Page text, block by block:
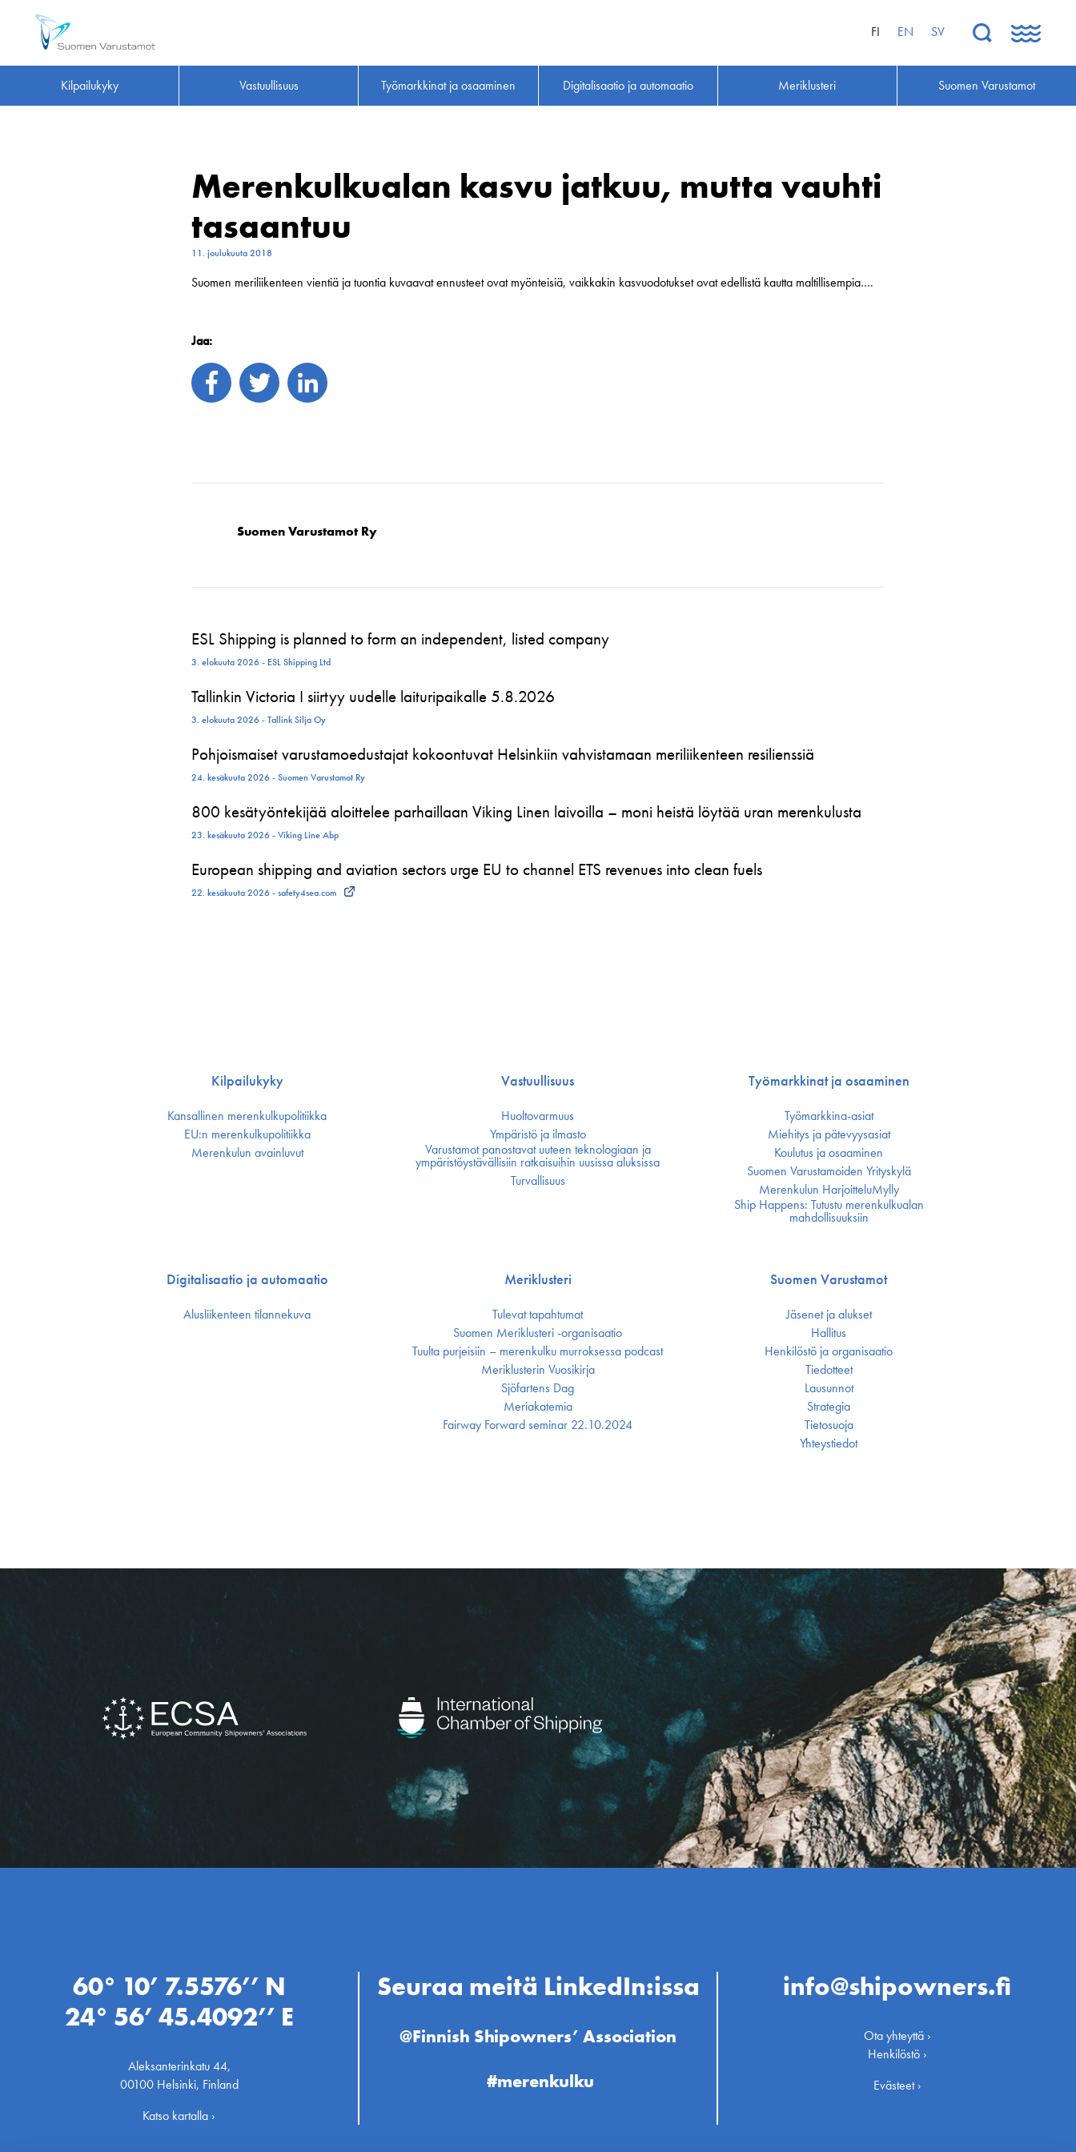
FI EN SV
Kilpailukyky Vastuullisuus Työmarkkinat ja osaaminen Digitalisaatio ja automaatio Meriklusteri Suomen Varustamot
Merenkulkualan kasvu jatkuu, mutta vauhti
tasaantuu
11. joulukuuta 2018
Suomen meriliikenteen vientiä ja tuontia kuvaavat ennusteet ovat myönteisiä, vaikkakin kasvuodotukset ovat edellistä kautta maltillisempia….
Jaa:
Suomen Varustamot Ry
ESL Shipping is planned to form an independent, listed company
3. elokuuta 2026 - ESL Shipping Ltd
Tallinkin Victoria I siirtyy uudelle laituripaikalle 5.8.2026
3. elokuuta 2026 - Tallink Silja Oy
Pohjoismaiset varustamoedustajat kokoontuvat Helsinkiin vahvistamaan meriliikenteen resilienssiä
24. kesäkuuta 2026 - Suomen Varustamot Ry
800 kesätyöntekijää aloittelee parhaillaan Viking Linen laivoilla – moni heistä löytää uran merenkulusta
23. kesäkuuta 2026 - Viking Line Abp
European shipping and aviation sectors urge EU to channel ETS revenues into clean fuels
22. kesäkuuta 2026 - safety4sea.com
Kilpailukyky
Kansallinen merenkulku­politiikka
EU:n merenkulku­politiikka
Merenkulun avainluvut
Vastuullisuus
Huoltovarmuus
Ympäristö ja ilmasto
Varustamot panostavat uuteen teknologiaan ja
ympäristöystävällisiin ratkaisuihin uusissa aluksissa
Turvallisuus
Työmarkkinat ja osaaminen
Työmarkkina-asiat
Miehitys ja pätevyys­asiat
Koulutus ja osaaminen
Suomen Varustamoiden Yrityskylä
Merenkulun HarjoitteluMylly
Ship Happens: Tutustu merenkulkualan
mahdollisuuksiin
Digitalisaatio ja automaatio
Alusliikenteen tilannekuva
Meriklusteri
Tulevat tapahtumat
Suomen Meriklusteri -organisaatio
Tuulta purjeisiin – merenkulku murroksessa podcast
Meriklusterin Vuosikirja
Sjöfartens Dag
Meriakatemia
Fairway Forward seminar 22.10.2024
Suomen Varustamot
Jäsenet ja alukset
Hallitus
Henkilöstö ja organisaatio
Tiedotteet
Lausunnot
Strategia
Tietosuoja
Yhteystiedot
60° 10’ 7.5576’’ N
24° 56’ 45.4092’’ E
Aleksanterinkatu 44,
00100 Helsinki, Finland
Katso kartalla ›
Seuraa meitä LinkedIn:issa
@Finnish Shipowners’ Association
#merenkulku
info@shipowners.fi
Ota yhteyttä ›
Henkilöstö ›
Evästeet ›